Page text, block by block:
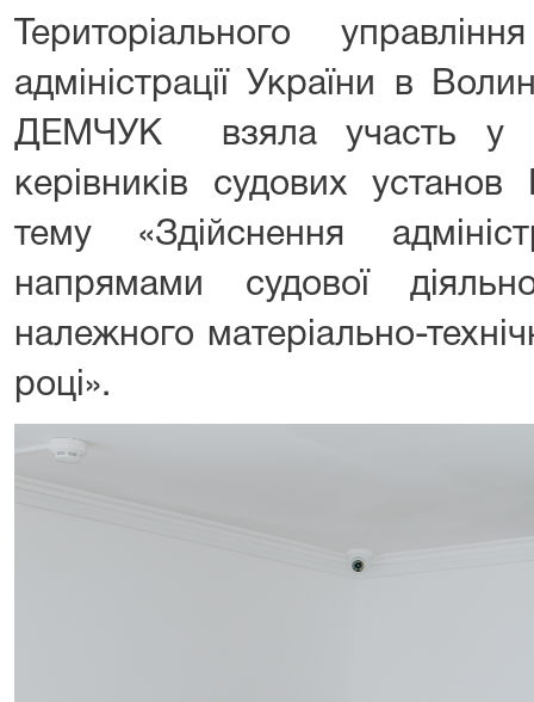
Територіального
адміністрації України в
ДЕМЧУК взяла участь у
керівників судових установ
тему «Здійснення
напрямами судової
належного матеріально-
році».